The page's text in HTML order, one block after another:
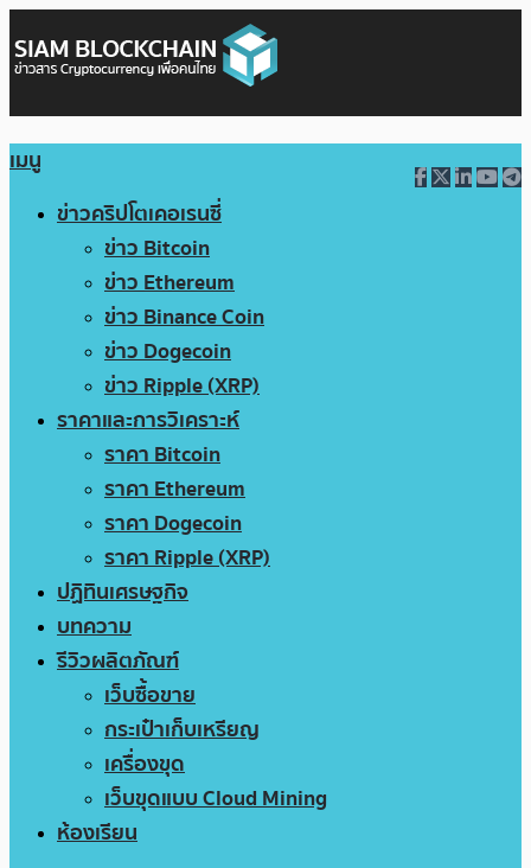
เมนู
ข่าวคริปโตเคอเรนซี่
ข่าว Bitcoin
ข่าว Ethereum
ข่าว Binance Coin
ข่าว Dogecoin
ข่าว Ripple (XRP)
ราคาและการวิเคราะห์
ราคา Bitcoin
ราคา Ethereum
ราคา Dogecoin
ราคา Ripple (XRP)
ปฏิทินเศรษฐกิจ
บทความ
รีวิวผลิตภัณฑ์
เว็บซื้อขาย
กระเป๋าเก็บเหรียญ
เครื่องขุด
เว็บขุดแบบ Cloud Mining
ห้องเรียน